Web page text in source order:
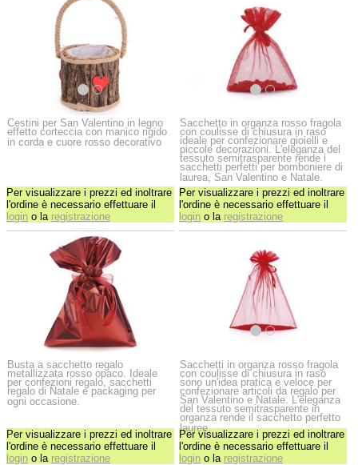
Cestini per San Valentino in legno
effetto corteccia con manico rigido
in corda e cuore rosso decorativo
Per visualizzare i prezzi ed inoltrare
l'ordine è necessario effettuare il
login o la registrazione
Sacchetto in organza rosso fragola
con coulisse di chiusura in raso
ideale per confezionare gioielli e
piccole decorazioni. L'eleganza del
tessuto semitrasparente rende i
sacchetti perfetti per bomboniere di
laurea, San Valentino e Natale.
Per visualizzare i prezzi ed inoltrare
l'ordine è necessario effettuare il
login o la registrazione
Busta a sacchetto regalo
metallizzata rosso opaco. Ideale
per confezioni regalo, sacchetti
regalo di Natale e packaging per
ogni occasione.
Per visualizzare i prezzi ed inoltrare
l'ordine è necessario effettuare il
login o la registrazione
Sacchetti in organza rosso fragola
con coulisse di chiusura in raso
sono un'idea pratica e veloce per
confezionare articoli da regalo per
San Valentino e Natale. L'eleganza
del tessuto semitrasparente in
organza rende il sacchetto perfetto
lauree.
Per visualizzare i prezzi ed inoltrare
l'ordine è necessario effettuare il
login o la registrazione